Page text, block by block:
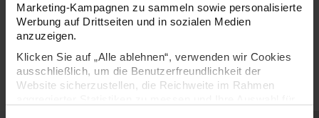
Marketing-Kampagnen zu sammeln sowie personalisierte
Werbung auf Drittseiten und in sozialen Medien
anzuzeigen.
Klicken Sie auf „Alle ablehnen“, verwenden wir Cookies
ausschließlich, um die Benutzerfreundlichkeit der
Website sicherzustellen, die Reichweite im Rahmen